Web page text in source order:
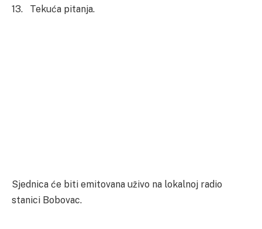
13. Tekuća pitanja.
Sjednica će biti emitovana uživo na lokalnoj radio
stanici Bobovac.